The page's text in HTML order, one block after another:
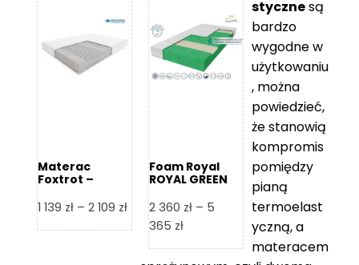
Materac
Foxtrot –
1 139 zł – 2 109 złZakres
cen:
Foam Royal
ROYAL GREEN
piankowy
2 360 zł – 5
365 złZakres
stycznesą
bardzo
wygodne w
użytkowaniu
, można
powiedzieć,
że stanowią
kompromis
pomiędzy
pianą
termoelast
yczną, a
materacem